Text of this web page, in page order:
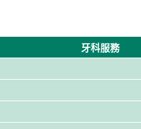
牙科服務